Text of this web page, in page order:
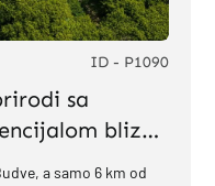
ID - P1090
sa
blizu
a samo 6 km od